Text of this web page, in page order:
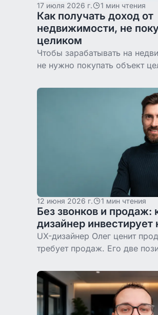
17 июля 2026 г. 1 мин чтения
Как получать доход от
недвижимости, не
целиком
Чтобы зарабатывать на
не нужно покупать объект
аренды и выход через P2P.
12 июня 2026 г. 1 мин чтения
Без звонков и продаж:
дизайнер инвестирует
UX-дизайнер Олег ценит
требует продаж. Его две
почему интерфейс важен для